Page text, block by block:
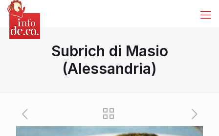
Subrich di Masio
(Alessandria)